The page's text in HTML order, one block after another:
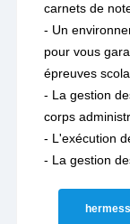
carnets de
- Un
pour vous
épreuves
- La gestion
corps
- L'exécution
- La gestion